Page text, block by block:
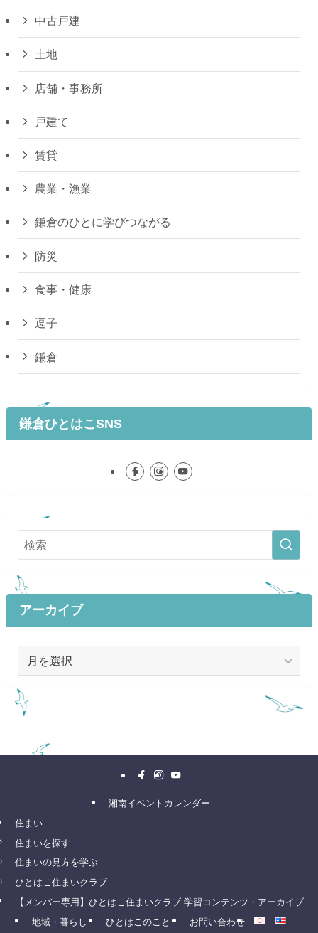
中古戸建
土地
店舗・事務所
戸建て
賃貸
農業・漁業
鎌倉のひとに学びつながる
防災
食事・健康
逗子
鎌倉
鎌倉ひとはこSNS
アーカイブ
カ
イ
湘南イベントカレンダー
住まい
住まいを探す
住まいの見方を学ぶ
ひとはこ住まいクラブ
【メンバー専用】ひとはこ住まいクラブ 学習コンテンツ・アーカイブ
地域・暮らし
ひとはこのこと お問い合わせ